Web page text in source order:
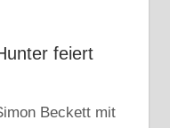
feiert
Beckett mit